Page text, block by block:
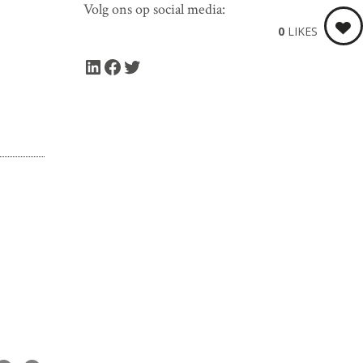
0 LIKES
Volg ons op social media:
LinkedIn Facebook